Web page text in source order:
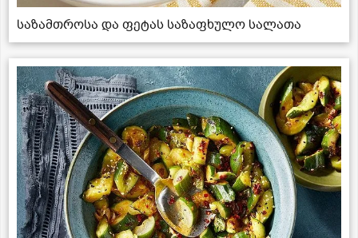
საზამთროსა და ფეტას საზაფხულო სალათა